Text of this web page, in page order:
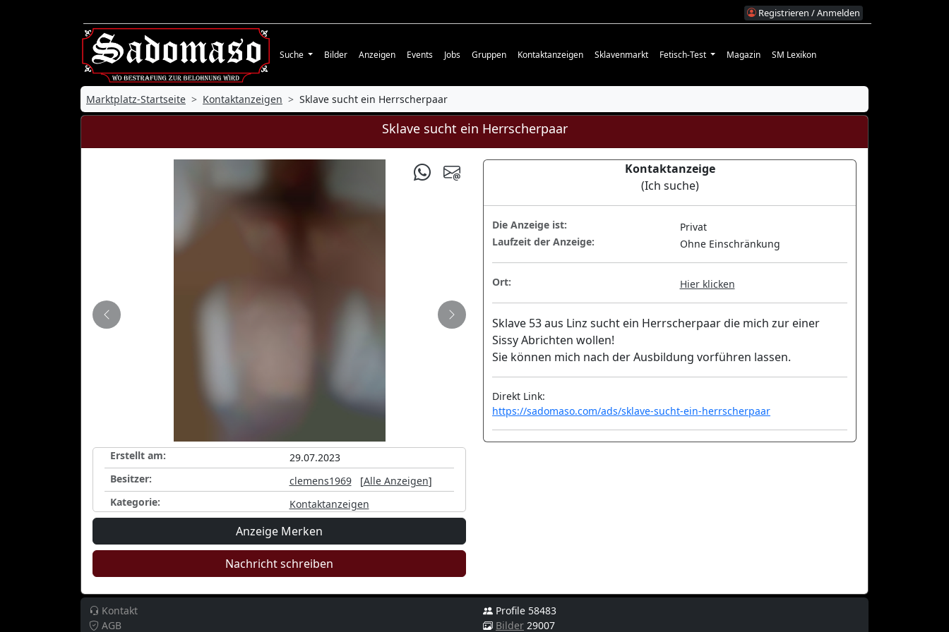
Registrieren / Anmelden
Suche Bilder Anzeigen Events Jobs Gruppen Kontaktanzeigen Sklavenmarkt Fetisch-Test Magazin SM Lexikon
Marktplatz-Startseite Kontaktanzeigen Sklave sucht ein Herrscherpaar
Sklave sucht ein Herrscherpaar
Zurück Nächste
Erstellt am:
29.07.2023
Besitzer:
clemens1969[Alle Anzeigen]
Kategorie:
Kontaktanzeigen
Anzeige Merken
Nachricht schreiben
Kontaktanzeige
(Ich suche)
Die Anzeige ist:
Privat
Laufzeit der Anzeige:
Ohne Einschränkung
Ort: Hier klicken
Sklave 53 aus Linz sucht ein Herrscherpaar die mich zur einer
Sissy Abrichten wollen!
Sie können mich nach der Ausbildung vorführen lassen.
Direkt Link:
https://sadomaso.com/ads/sklave-sucht-ein-herrscherpaar
Kontakt
AGB
Profile 58483
Bilder 29007